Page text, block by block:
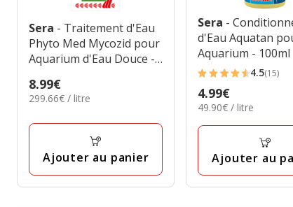
Sera - Traitement d'Eau
Phyto Med Mycozid pour
Aquarium d'Eau Douce -
Prix
8.99€
8.99€
299.66€
Litre
299.66€ / litre
Ajouter au panier
Sera -
d'Eau Aquatan
Aquarium - 100ml
4.5
étoiles
avec
15
4.5(15)
Prix
4.99€
4.99€
49.90€
Litre
49.90€ / litre
Ajouter au